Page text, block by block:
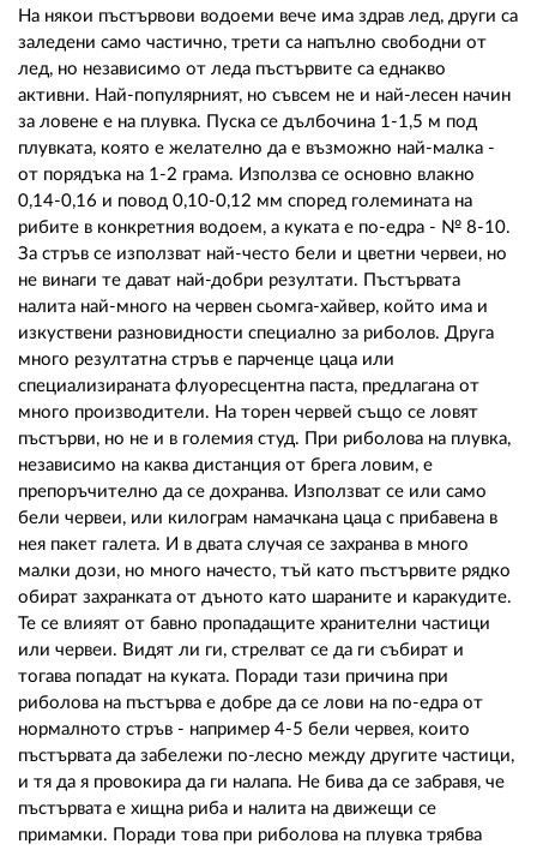
На някои пъстървови водоеми вече има здрав лед, други са
заледени само частично, трети са напълно свободни от
лед, но независимо от леда пъстървите са еднакво
активни. Най-популярният, но съвсем не и най-лесен начин
за ловене е на плувка. Пуска се дълбочина 1-1,5 м под
плувката, която е желателно да е възможно най-малка -
от порядъка на 1-2 грама. Използва се основно влакно
0,14-0,16 и повод 0,10-0,12 мм според големината на
рибите в конкретния водоем, а куката е по-едра - № 8-10.
За стръв се използват най-често бели и цветни червеи, но
не винаги те дават най-добри резултати. Пъстървата
налита най-много на червен сьомга-хайвер, който има и
изкуствени разновидности специално за риболов. Друга
много резултатна стръв е парченце цаца или
специализираната флуоресцентна паста, предлагана от
много производители. На торен червей също се ловят
пъстърви, но не и в големия студ. При риболова на плувка,
независимо на каква дистанция от брега ловим, е
препоръчително да се дохранва. Използват се или само
бели червеи, или килограм намачкана цаца с прибавена в
нея пакет галета. И в двата случая се захранва в много
малки дози, но много начесто, тъй като пъстървите рядко
обират захранката от дъното като шараните и каракудите.
Те се влияят от бавно пропадащите хранителни частици
или червеи. Видят ли ги, стрелват се да ги събират и
тогава попадат на куката. Поради тази причина при
риболова на пъстърва е добре да се лови на по-едра от
нормалното стръв - например 4-5 бели червея, които
пъстървата да забележи по-лесно между другите частици,
и тя да я провокира да ги налапа. Не бива да се забравя, че
пъстървата е хищна риба и налита на движещи се
примамки. Поради това при риболова на плувка трябва
02 975 20 35